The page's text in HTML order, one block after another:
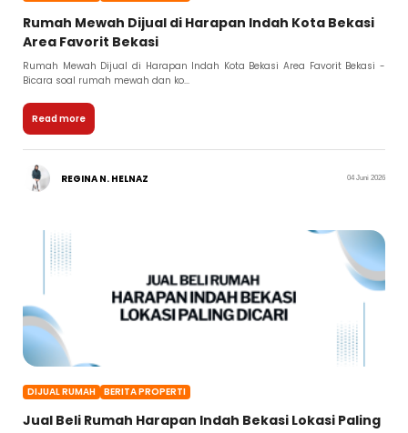
Rumah Mewah Dijual di Harapan Indah Kota Bekasi
Area Favorit Bekasi
Rumah Mewah Dijual di Harapan Indah Kota Bekasi Area Favorit Bekasi -
Bicara soal rumah mewah dan ko...
Read more
REGINA N. HELNAZ 04 Juni 2026
DIJUAL RUMAH BERITA PROPERTI
Jual Beli Rumah Harapan Indah Bekasi Lokasi Paling